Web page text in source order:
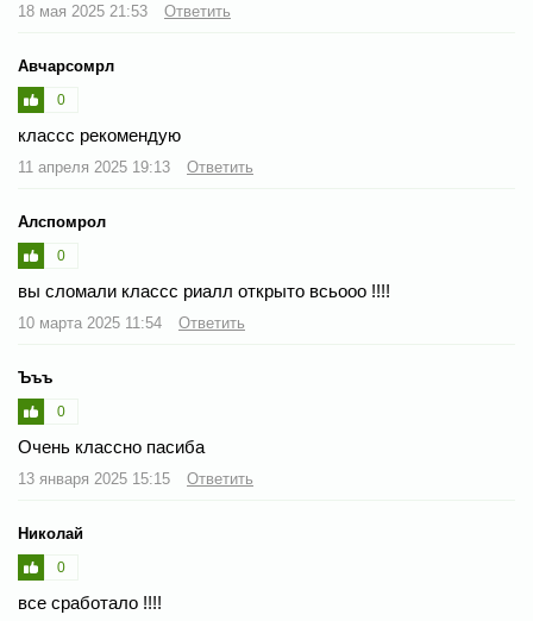
18 мая 2025 21:53 Ответить
Авчарсомрл
0
классс рекомендую
11 апреля 2025 19:13 Ответить
Алспомрол
0
вы сломали классс риалл открыто всьооо !!!!
10 марта 2025 11:54 Ответить
Ъъъ
0
Очень классно пасиба
13 января 2025 15:15 Ответить
Николай
0
все сработало !!!!